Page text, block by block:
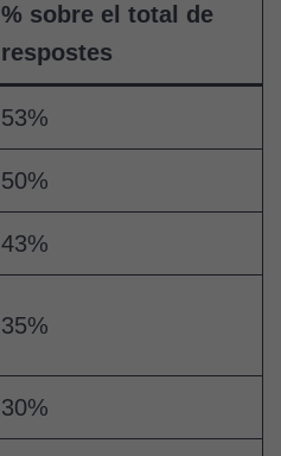
% sobre el total de
respostes
53%
50%
43%
35%
30%